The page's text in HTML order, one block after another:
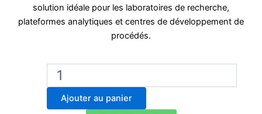
solution idéale pour les laboratoires de recherche,
plateformes analytiques et centres de développement de
procédés.
quantité
Scientz-
1200E
Ajouter au panier